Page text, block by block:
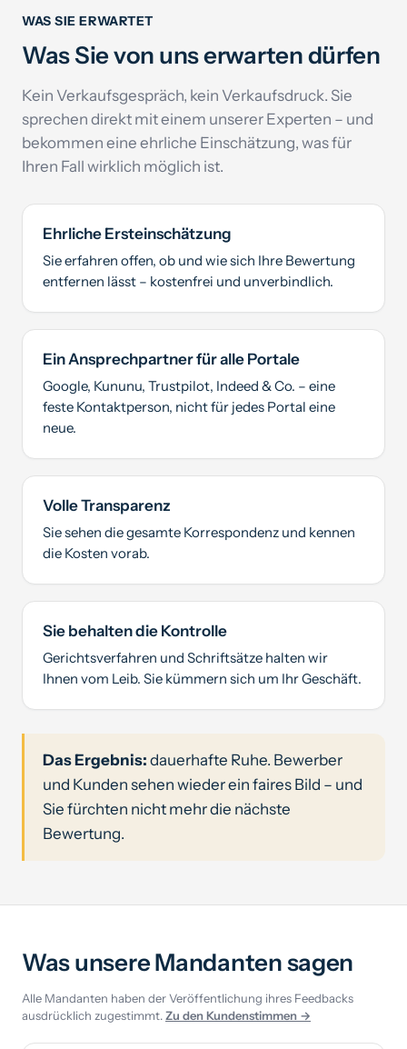
WAS SIE ERWARTET
Was Sie von uns erwarten dürfen
Kein Verkaufsgespräch, kein Verkaufsdruck. Sie
sprechen direkt mit einem unserer Experten – und
bekommen eine ehrliche Einschätzung, was für
Ihren Fall wirklich möglich ist.
Ehrliche Ersteinschätzung
Sie erfahren offen, ob und wie sich Ihre Bewertung
entfernen lässt – kostenfrei und unverbindlich.
Ein Ansprechpartner für alle Portale
Google, Kununu, Trustpilot, Indeed & Co. – eine
feste Kontaktperson, nicht für jedes Portal eine
neue.
Volle Transparenz
Sie sehen die gesamte Korrespondenz und kennen
die Kosten vorab.
Sie behalten die Kontrolle
Gerichtsverfahren und Schriftsätze halten wir
Ihnen vom Leib. Sie kümmern sich um Ihr Geschäft.
Das Ergebnis: dauerhafte Ruhe. Bewerber
und Kunden sehen wieder ein faires Bild – und
Sie fürchten nicht mehr die nächste
Bewertung.
Was unsere Mandanten sagen
Alle Mandanten haben der Veröffentlichung ihres Feedbacks
ausdrücklich zugestimmt. Zu den Kundenstimmen →